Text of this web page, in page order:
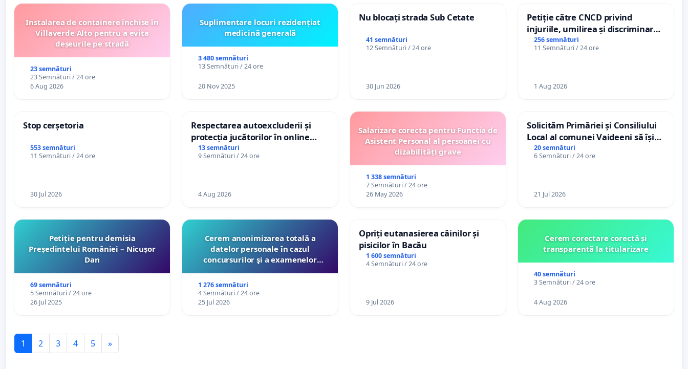
Instalarea de containere închise în
Villaverde Alto pentru a evita
deșeurile pe stradă
23 semnături
23 Semnături / 24 ore
6 Aug 2026
Suplimentare locuri rezidențiat
medicină generală
3 480 semnături
13 Semnături / 24 ore
20 Nov 2025
Nu blocați strada Sub Cetate
41 semnături
12 Semnături / 24 ore
30 Jun 2026
Petiție către CNCD privind
injuriile, umilirea și discriminarea
persoanelor cu dizabilități de
către utilizatorul TikTok „Gorici”
256 semnături
11 Semnături / 24 ore
1 Aug 2026
Stop cerșetoria
553 semnături
11 Semnături / 24 ore
30 Jul 2026
Respectarea autoexcluderii și
protecția jucătorilor în online
casino
13 semnături
9 Semnături / 24 ore
4 Aug 2026
Salarizare corecta pentru Funcția de
Asistent Personal al persoanei cu
dizabilități grave
1 338 semnături
7 Semnături / 24 ore
26 May 2026
Solicităm Primăriei și Consiliului
Local al comunei Vaideeni să își
exercite efectiv atribuțiile legale
și să reprezinte interesele
20 semnături
6 Semnături / 24 ore
21 Jul 2026
Petiție pentru demisia
Președintelui României – Nicușor
Dan
69 semnături
5 Semnături / 24 ore
26 Jul 2025
Cerem anonimizarea totală a
datelor personale în cazul
concursurilor şi a examenelor
către Ministerul Educaţiei
1 276 semnături
4 Semnături / 24 ore
25 Jul 2026
Opriți eutanasierea câinilor și
pisicilor în Bacău
1 600 semnături
4 Semnături / 24 ore
9 Jul 2026
Cerem corectare corectă și
transparentă la titularizare
40 semnături
3 Semnături / 24 ore
4 Aug 2026
1 2 3 4 5 »